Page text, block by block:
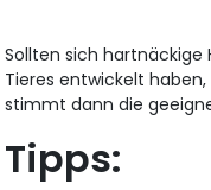
Sollten sich hartnäckige
Tieres entwickelt
stimmt dann die
Tipps: